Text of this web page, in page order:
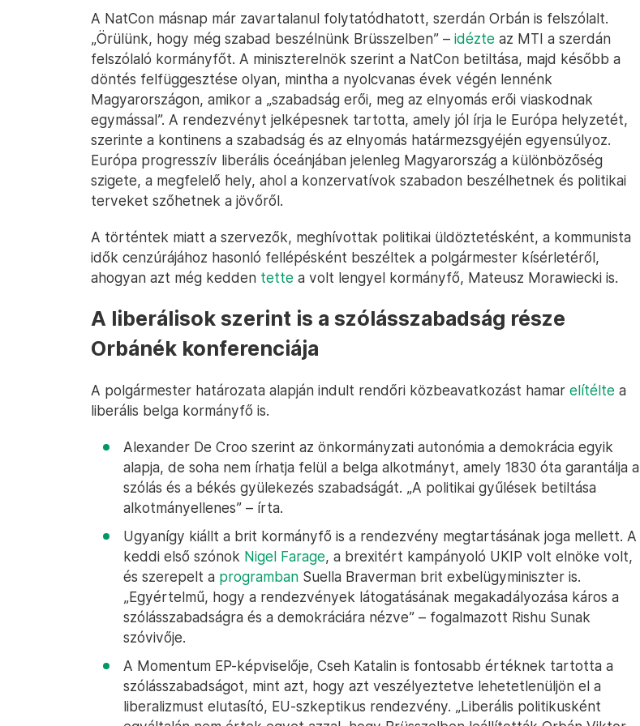
A NatCon másnap már zavartalanul folytatódhatott, szerdán Orbán is felszólalt.
„Örülünk, hogy még szabad beszélnünk Brüsszelben” – idézte az MTI a szerdán
felszólaló kormányfőt. A miniszterelnök szerint a NatCon betiltása, majd később a
döntés felfüggesztése olyan, mintha a nyolcvanas évek végén lennénk
Magyarországon, amikor a „szabadság erői, meg az elnyomás erői viaskodnak
egymással”. A rendezvényt jelképesnek tartotta, amely jól írja le Európa helyzetét,
szerinte a kontinens a szabadság és az elnyomás határmezsgyéjén egyensúlyoz.
Európa progresszív liberális óceánjában jelenleg Magyarország a különbözőség
szigete, a megfelelő hely, ahol a konzervatívok szabadon beszélhetnek és politikai
terveket szőhetnek a jövőről.
A történtek miatt a szervezők, meghívottak politikai üldöztetésként, a kommunista
idők cenzúrájához hasonló fellépésként beszéltek a polgármester kísérletéről,
ahogyan azt még kedden tette a volt lengyel kormányfő, Mateusz Morawiecki is.
A liberálisok szerint is a szólásszabadság része
Orbánék konferenciája
A polgármester határozata alapján indult rendőri közbeavatkozást hamar elítélte a
liberális belga kormányfő is.
Alexander De Croo szerint az önkormányzati autonómia a demokrácia egyik
alapja, de soha nem írhatja felül a belga alkotmányt, amely 1830 óta garantálja a
szólás és a békés gyülekezés szabadságát. „A politikai gyűlések betiltása
alkotmányellenes” – írta.
Ugyanígy kiállt a brit kormányfő is a rendezvény megtartásának joga mellett. A
keddi első szónok Nigel Farage, a brexitért kampányoló UKIP volt elnöke volt,
és szerepelt a programban Suella Braverman brit exbelügyminiszter is.
„Egyértelmű, hogy a rendezvények látogatásának megakadályozása káros a
szólásszabadságra és a demokráciára nézve” – fogalmazott Rishu Sunak
szóvivője.
A Momentum EP-képviselője, Cseh Katalin is fontosabb értéknek tartotta a
szólásszabadságot, mint azt, hogy azt veszélyeztetve lehetetlenüljön el a
liberalizmust elutasító, EU-szkeptikus rendezvény. „Liberális politikusként